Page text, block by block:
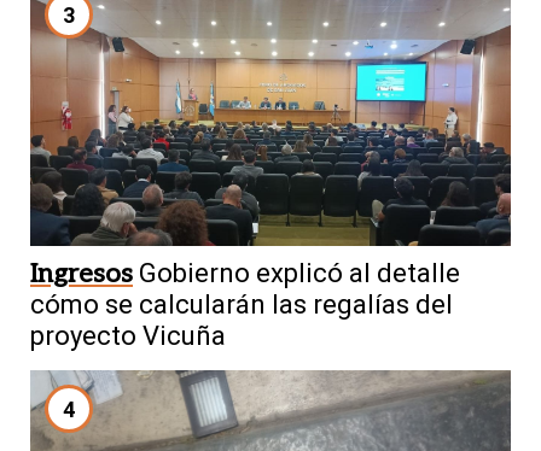
3
Ingresos Gobierno explicó al detalle
cómo se calcularán las regalías del
proyecto Vicuña
4